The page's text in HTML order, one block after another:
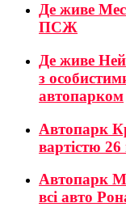
Де живе
ПСЖ
Де живе
з
автопарком
Автопарк
вартістю
Автопарк
всі авто